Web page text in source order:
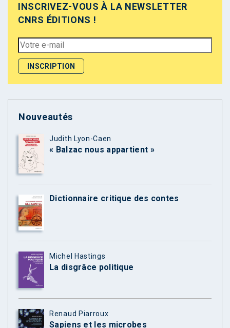
INSCRIVEZ-VOUS À LA NEWSLETTER
CNRS ÉDITIONS !
Nouveautés
Judith Lyon-Caen
« Balzac nous appartient »
Dictionnaire critique des contes
Michel Hastings
La disgrâce politique
Renaud Piarroux
Sapiens et les microbes